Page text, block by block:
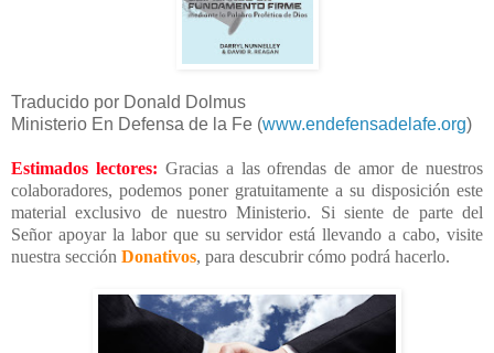
Traducido por Donald Dolmus
Ministerio En Defensa de la Fe (www.endefensadelafe.org)
Estimados lectores: Gracias a las ofrendas de amor de nuestros
colaboradores, podemos poner gratuitamente a su disposición este
material exclusivo de nuestro Ministerio. Si siente de parte del
Señor apoyar la labor que su servidor está llevando a cabo, visite
nuestra sección Donativos, para descubrir cómo podrá hacerlo.